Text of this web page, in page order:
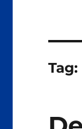
Tag: